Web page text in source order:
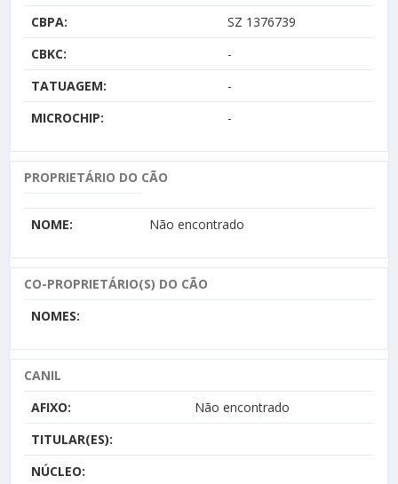
CBPA:
SZ 1376739
CBKC:
-
TATUAGEM:
-
MICROCHIP:
-
PROPRIETÁRIO DO CÃO
NOME: Não encontrado
CO-PROPRIETÁRIO(S) DO CÃO
NOMES:
CANIL
AFIXO:
Não encontrado
TITULAR(ES):
NÚCLEO: